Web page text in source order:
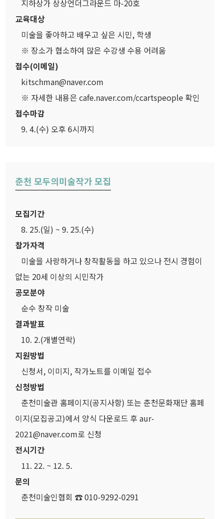
지하상가 상상언더그라운드 마-20호
교육대상
미술을 좋아하고 배우고 싶은 시민, 학생
※ 장소가 협소하여 많은 수강생 수용 어려움
접수(이메일)
kitschman@naver.com
※ 자세한 내용은 cafe.naver.com/ccartspeople 확인
접수마감
9. 4.(수) 오후 6시까지
춘천 모두의미술작가 모집
모집기간
8. 25.(일) ~ 9. 25.(수)
참가자격
미술을 사랑하거나 창작활동을 하고 있으나 전시 경험이
없는 20세 이상의 시민작가
공모분야
순수 창작 미술
결과발표
10. 2.(개별연락)
지원방법
신청서, 이미지, 작가노트를 이메일 접수
신청방법
춘천미술관 홈페이지(공지사항) 또는 춘천문화재단 홈페
이지(모집공고)에서 양식 다운로드 후 aur-
2021@naver.com로 신청
전시기간
11. 22. ~ 12. 5.
문의
춘천미술인협회 ☎ 010-9292-0291